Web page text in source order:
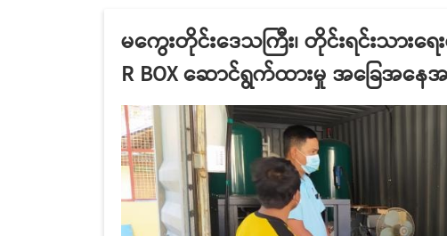
မကွေးတိုင်းဒေသကြီး၊ တိုင်းရင်းသားရေး
R BOX ဆောင်ရွက်ထားမှု အခြေအနေ